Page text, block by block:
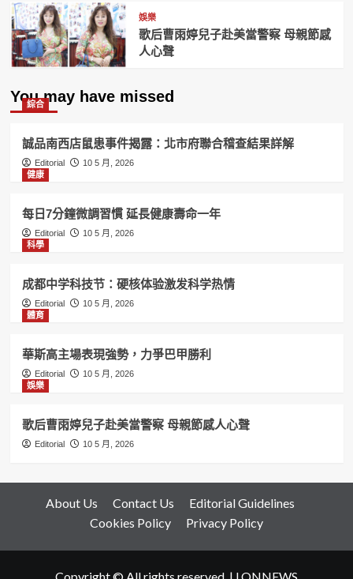
娛樂
歌后曹雨婷兒子赴美當警察 母親節感
人心聲
You may have missed
綜合
誠品南西店鼠患事件揭露：北市府聯合稽查結果詳解
Editorial
10 5 月, 2026
健康
每日7分鐘微調習慣 延長健康壽命一年
Editorial
10 5 月, 2026
科學
成都中学科技节：硬核体验激发科学热情
Editorial
10 5 月, 2026
體育
華斯高主場表現強勢，力爭巴甲勝利
Editorial
10 5 月, 2026
娛樂
歌后曹雨婷兒子赴美當警察 母親節感人心聲
Editorial 10 5 月, 2026
About Us Contact Us
Editorial Guidelines
Cookies Policy
Privacy Policy
Copyright © All rights reserved. | LONNEWS